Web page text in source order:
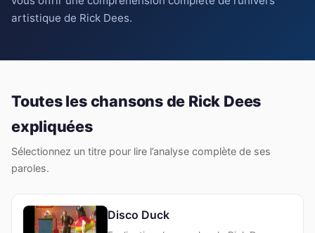
artistique de Rick Dees.
Toutes les chansons de Rick Dees
expliquées
Sélectionnez un titre pour lire l’analyse complète de ses
paroles.
Disco Duck